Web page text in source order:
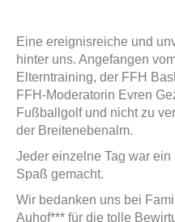
Eine ereignisreiche und
hinter uns. Angefangen
Elterntraining, der FFH
FFH-Moderatorin Evren
Fußballgolf und nicht zu
der Breitenebenalm.
Jeder einzelne Tag war
Spaß gemacht.
Wir bedanken uns bei
Auhof*** für die tolle